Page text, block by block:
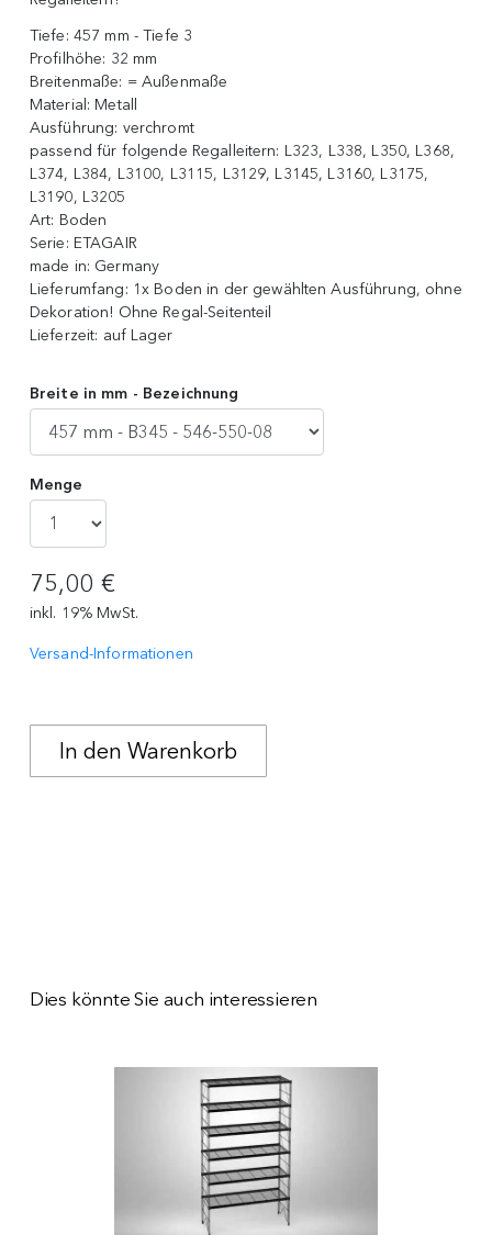
Tiefe: 457 mm - Tiefe 3
Profilhöhe: 32 mm
Breitenmaße: = Außenmaße
Material: Metall
Ausführung: verchromt
passend für folgende Regalleitern: L323, L338, L350, L368,
L374, L384, L3100, L3115, L3129, L3145, L3160, L3175,
L3190, L3205
Art: Boden
Serie: ETAGAIR
made in: Germany
Lieferumfang: 1x Boden in der gewählten Ausführung, ohne
Dekoration! Ohne Regal-Seitenteil
Lieferzeit: auf Lager
Breite in mm - Bezeichnung
Menge
75,00 €
inkl. 19% MwSt.
Versand-Informationen
Dies könnte Sie auch interessieren